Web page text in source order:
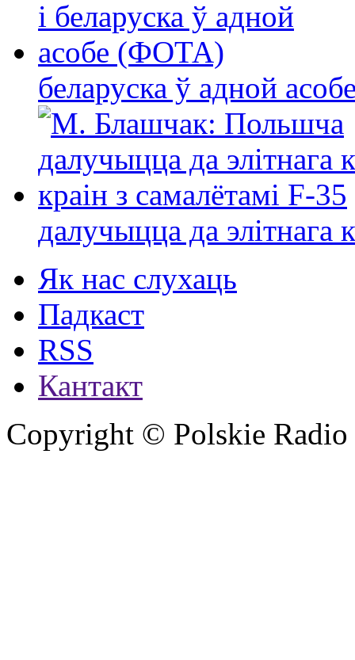
беларуска ў адной
далучыцца да элітнага
Як нас слухаць
Падкаст
RSS
Кантакт
Copyright © Polskie